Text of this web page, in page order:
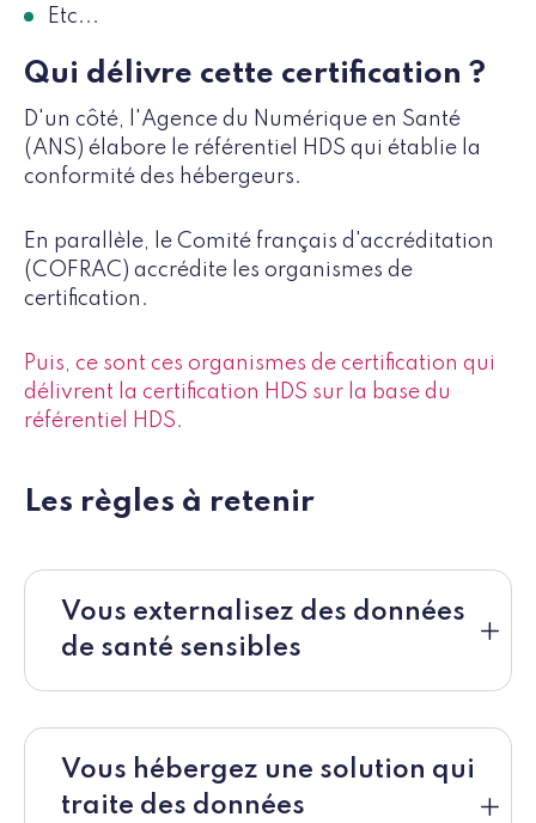
Etc...
Qui délivre cette certification ?
D'un côté, l'Agence du Numérique en Santé
(ANS) élabore le référentiel HDS qui établie la
conformité des hébergeurs.
En parallèle, le Comité français d'accréditation
(COFRAC) accrédite les organismes de
certification.
Puis, ce sont ces organismes de certification qui
délivrent la certification HDS sur la base du
référentiel HDS.
Les règles à retenir
Vous externalisez des données
de santé sensibles
Vous hébergez une solution qui
traite des données